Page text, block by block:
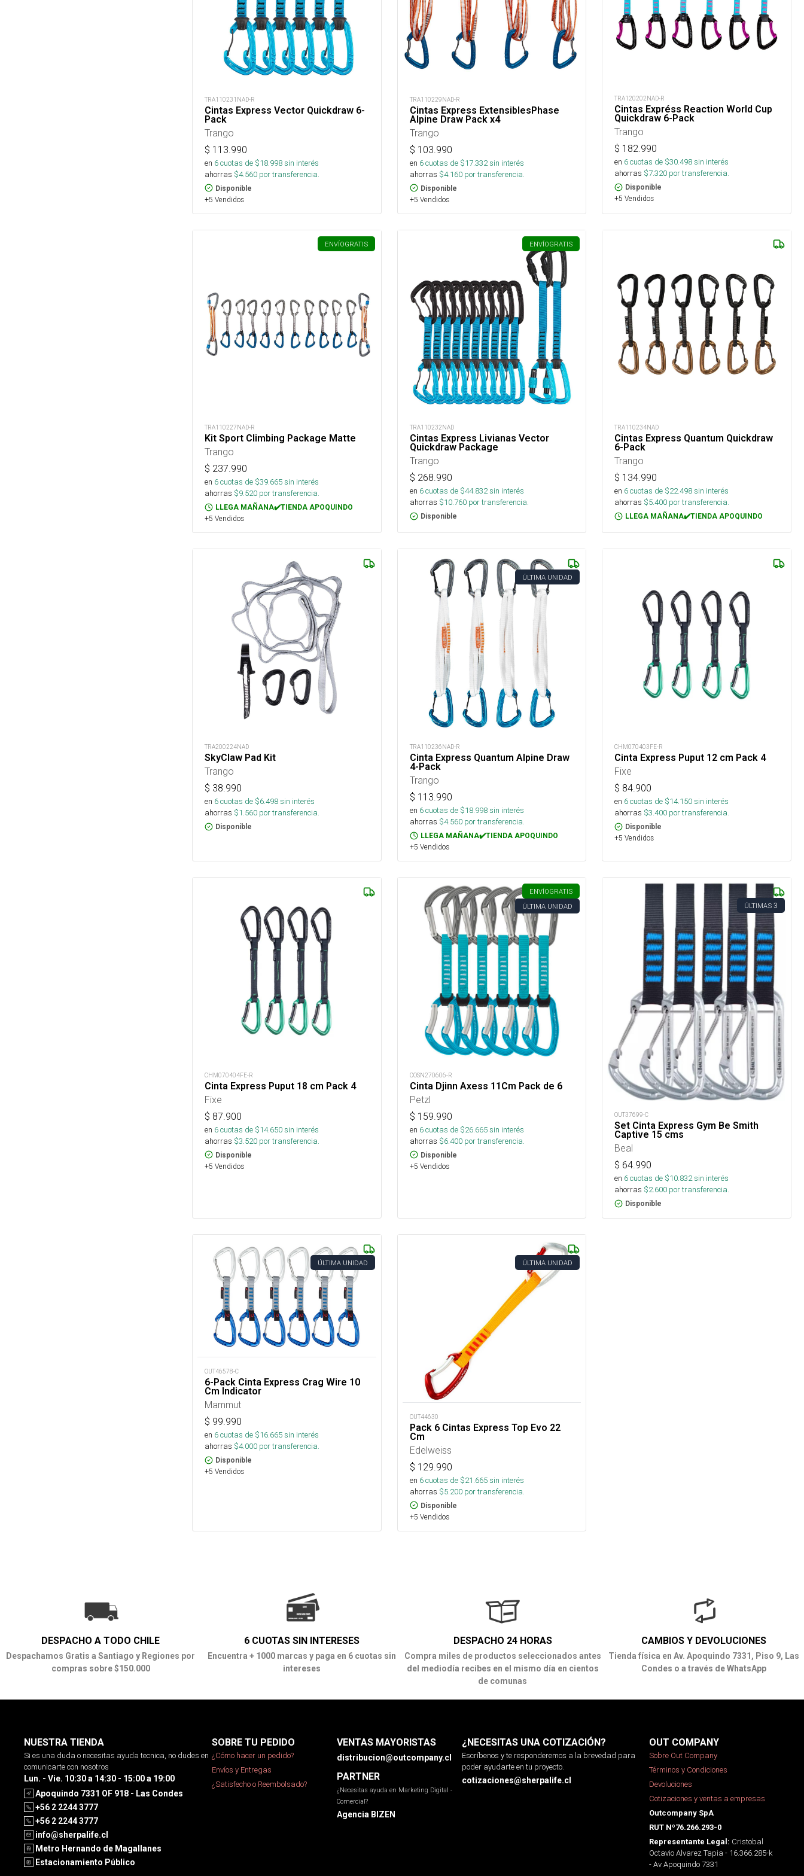
TRA110231NAD-R
Cintas Express Vector Quickdraw 6-
Pack
Trango
$ 113.990
en 6cuotas de $18.998sin interés
ahorras $4.560 por transferencia.
Disponible
+5 Vendidos
TRA110229NAD-R
Cintas Express ExtensiblesPhase
Alpine Draw Pack x4
Trango
$ 103.990
en 6cuotas de $17.332sin interés
ahorras $4.160por transferencia.
Disponible
+5 Vendidos
TRA120202NAD-R
Cintas Expréss Reaction World Cup
Quickdraw 6-Pack
Trango
$ 182.990
en 6cuotas de $30.498sin interés
ahorras $7.320 por transferencia.
Disponible
+5 Vendidos
ENVÍOGRATIS
TRA110227NAD-R
Kit Sport Climbing Package Matte
Trango
$ 237.990
en 6cuotas de $39.665sin interés
ahorras $9.520 por transferencia.
LLEGA MAÑANA✔️TIENDA APOQUINDO
+5 Vendidos
ENVÍOGRATIS
TRA110232NAD
Cintas Express Livianas Vector
Quickdraw Package
Trango
$ 268.990
en 6cuotas de $44.832sin interés
ahorras $10.760por transferencia.
Disponible
TRA110234NAD
Cintas Express Quantum Quickdraw
6-Pack
Trango
$ 134.990
en 6cuotas de $22.498sin interés
ahorras $5.400 por transferencia.
LLEGA MAÑANA✔️TIENDA APOQUINDO
TRA200224NAD
SkyClaw Pad Kit
Trango
$ 38.990
en 6cuotas de $6.498sin interés
ahorras $1.560 por transferencia.
Disponible
ÚLTIMA UNIDAD
TRA110236NAD-R
Cinta Express Quantum Alpine Draw
4-Pack
Trango
$ 113.990
en 6cuotas de $18.998sin interés
ahorras $4.560por transferencia.
LLEGA MAÑANA✔️TIENDA APOQUINDO
+5 Vendidos
CHM070403FE-R
Cinta Express Puput 12 cm Pack 4
Fixe
$ 84.900
en 6cuotas de $14.150sin interés
ahorras $3.400 por transferencia.
Disponible
+5 Vendidos
CHM070404FE-R
Cinta Express Puput 18 cm Pack 4
Fixe
$ 87.900
en 6cuotas de $14.650sin interés
ahorras $3.520 por transferencia.
Disponible
+5 Vendidos
ENVÍOGRATIS
ÚLTIMA UNIDAD
COSN270606-R
Cinta Djinn Axess 11Cm Pack de 6
Petzl
$ 159.990
en 6cuotas de $26.665sin interés
ahorras $6.400por transferencia.
Disponible
+5 Vendidos
ÚLTIMAS 3
OUT37699-C
Set Cinta Express Gym Be Smith
Captive 15 cms
Beal
$ 64.990
en 6cuotas de $10.832sin interés
ahorras $2.600 por transferencia.
Disponible
ÚLTIMA UNIDAD
OUT46578-C
6-Pack Cinta Express Crag Wire 10
Cm Indicator
Mammut
$ 99.990
en 6cuotas de $16.665sin interés
ahorras $4.000 por transferencia.
Disponible
+5 Vendidos
ÚLTIMA UNIDAD
OUT44630
Pack 6 Cintas Express Top Evo 22
Cm
Edelweiss
$ 129.990
en 6cuotas de $21.665sin interés
ahorras $5.200por transferencia.
Disponible
+5 Vendidos
DESPACHO A TODO CHILE
Despachamos Gratis a Santiago y Regiones por
compras sobre $150.000
6 CUOTAS SIN INTERESES
Encuentra + 1000 marcas y paga en 6 cuotas sin
intereses
DESPACHO 24 HORAS
Compra miles de productos seleccionados antes
del mediodía recibes en el mismo día en cientos
de comunas
CAMBIOS Y DEVOLUCIONES
Tienda física en Av. Apoquindo 7331, Piso 9, Las
Condes o a través de WhatsApp
NUESTRA TIENDA
Si es una duda o necesitas ayuda tecnica, no dudes en
comunicarte con nosotros
Lun. - Vie. 10:30 a 14:30 - 15:00 a 19:00
Apoquindo 7331 OF 918 - Las Condes
+56 2 2244 3777
+56 2 2244 3777
info@sherpalife.cl
Metro Hernando de Magallanes
Estacionamiento Público
SOBRE TU PEDIDO
¿Cómo hacer un pedido?
Envíos y Entregas
¿Satisfecho o Reembolsado?
VENTAS MAYORISTAS
distribucion@outcompany.cl
PARTNER
¿Necesitas ayuda en Marketing Digital -
Comercial?
Agencia BIZEN
¿NECESITAS UNA COTIZACIÓN?
Escríbenos y te responderemos a la brevedad para
poder ayudarte en tu proyecto.
cotizaciones@sherpalife.cl
OUT COMPANY
Sobre Out Company
Términos y Condiciones
Devoluciones
Cotizaciones y ventas a empresas
Outcompany SpA
RUT Nº76.266.293-0
Representante Legal: Cristobal
Octavio Alvarez Tapia - 16.366.285-k
- Av Apoquindo 7331